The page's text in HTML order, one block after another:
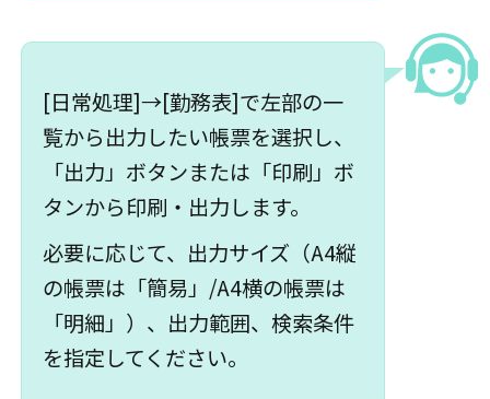
[日常処理]→[勤務表]で左部の一
覧から出力したい帳票を選択し、
「出力」ボタンまたは「印刷」ボ
タンから印刷・出力します。
必要に応じて、出力サイズ（A4縦
の帳票は「簡易」/A4横の帳票は
「明細」）、出力範囲、検索条件
を指定してください。